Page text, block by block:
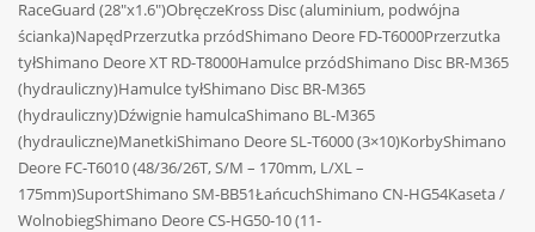
RaceGuard (28″x1.6″)ObręczeKross Disc (aluminium, podwójna
ścianka)NapędPrzerzutka przódShimano Deore FD-T6000Przerzutka
tyłShimano Deore XT RD-T8000Hamulce przódShimano Disc BR-M365
(hydrauliczny)Hamulce tyłShimano Disc BR-M365
(hydrauliczny)Dźwignie hamulcaShimano BL-M365
(hydrauliczne)ManetkiShimano Deore SL-T6000 (3×10)KorbyShimano
Deore FC-T6010 (48/36/26T, S/M – 170mm, L/XL –
175mm)SuportShimano SM-BB51ŁańcuchShimano CN-HG54Kaseta /
WolnobiegShimano Deore CS-HG50-10 (11-